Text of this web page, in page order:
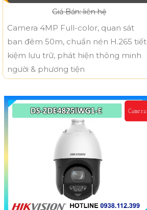
Giá Bán: liên hệ
Camera 4MP Full-color, quan sát
ban đêm 50m, chuẩn nén H.265 tiết
kiệm lưu trữ, phát hiện thông minh
người & phương tiện